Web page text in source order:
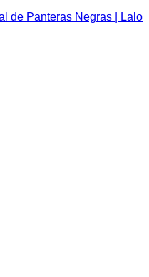
de Panteras Negras | Lalo